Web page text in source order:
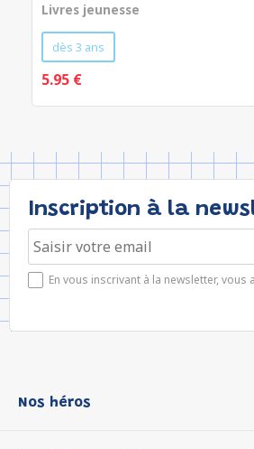
Livres jeunesse
dès 3 ans
5.95 €
Inscription à la
En vous inscrivant à la newsletter, vous
Nos héros